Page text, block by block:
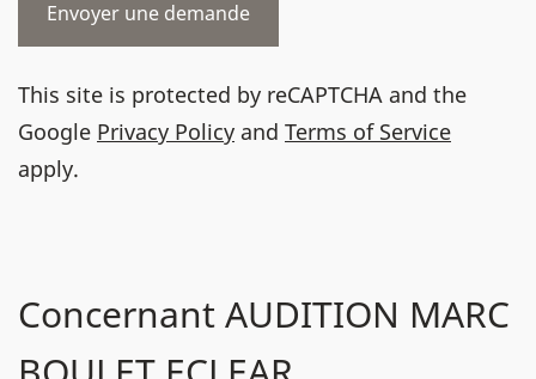
This site is protected by reCAPTCHA and the
Google Privacy Policy and Terms of Service
apply.
Concernant AUDITION MARC